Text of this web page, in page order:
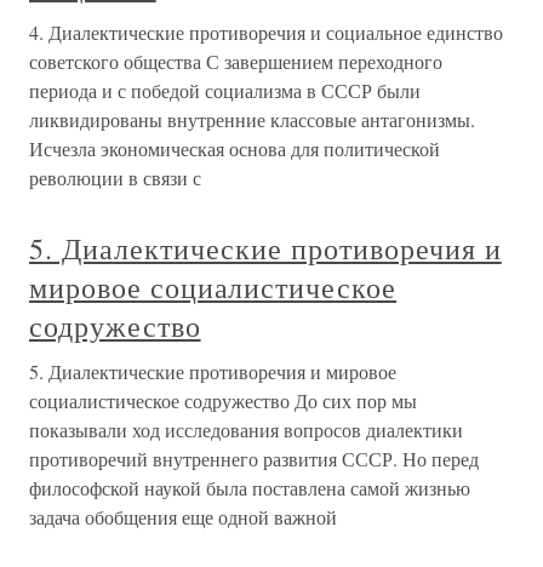
4. Диалектические противоречия и социальное единство
советского общества С завершением переходного
периода и с победой социализма в СССР были
ликвидированы внутренние классовые антагонизмы.
Исчезла экономическая основа для политической
революции в связи с
5. Диалектические противоречия и
мировое социалистическое
содружество
5. Диалектические противоречия и мировое
социалистическое содружество До сих пор мы
показывали ход исследования вопросов диалектики
противоречий внутреннего развития СССР. Но перед
философской наукой была поставлена самой жизнью
задача обобщения еще одной важной